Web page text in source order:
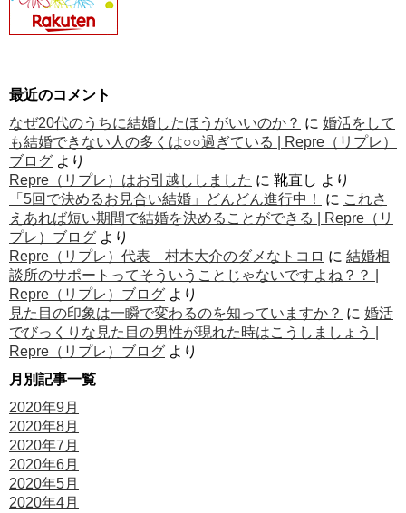
最近のコメント
なぜ20代のうちに結婚したほうがいいのか？ に 婚活をして
も結婚できない人の多くは○○過ぎている | Repre（リプレ）
ブログ より
Repre（リプレ）はお引越ししました に 靴直し より
「5回で決めるお見合い結婚」どんどん進行中！
に これさ
えあれば短い期間で結婚を決めることができる | Repre（リ
プレ）ブログ より
Repre（リプレ）代表 村木大介のダメなトコロ に 結婚相
談所のサポートってそういうことじゃないですよね？？ |
Repre（リプレ）ブログ より
見た目の印象は一瞬で変わるのを知っていますか？ に 婚活
でびっくりな見た目の男性が現れた時はこうしましょう |
Repre（リプレ）ブログ より
月別記事一覧
2020年9月
2020年8月
2020年7月
2020年6月
2020年5月
2020年4月